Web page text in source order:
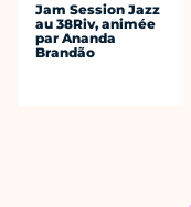
Jam Session Jazz
au 38Riv, animée
par Ananda
Brandão